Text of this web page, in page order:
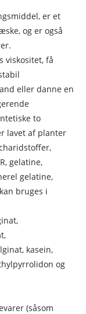
er et
og er også
viskositet, få
eller danne en
to
lavet af planter
gelatine,
gelatine,
bruges i
kasein,
og
(såsom